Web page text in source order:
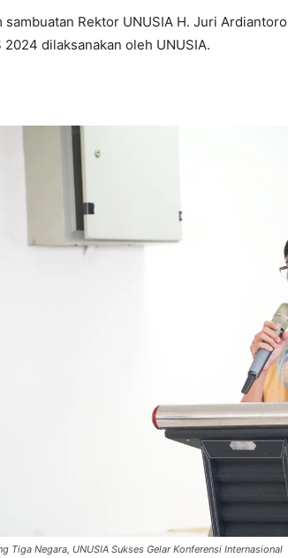
sambuatan Rektor UNUSIA H. Juri
2024 dilaksanakan oleh UNUSIA.
Tiga Negara, UNUSIA Sukses Gelar Konferensi Internasional